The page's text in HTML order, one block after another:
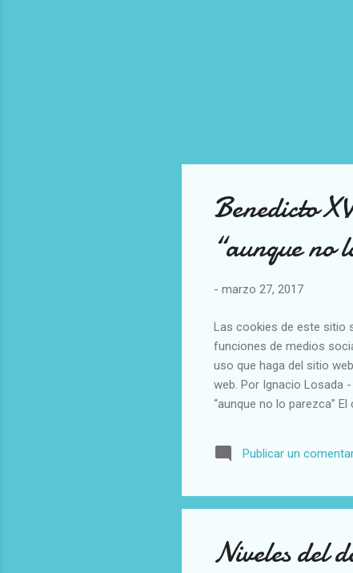
Benedicto
“aunque no
- marzo 27, 2017
Las cookies de este sitio
funciones de medios
uso que haga del sitio
web. Por Ignacio Losada
“aunque no lo parezca”
y un después en la
adaptado la Institución a
aspecto” que se ha
Publicar un
Niveles del